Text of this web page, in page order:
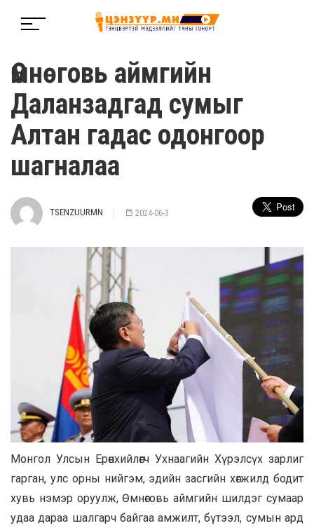
Өмнөговь аймгийн
Даланзадгад сумыг
Алтан гадас одонгоор
шагналаа
TSENZUURMN 2024-06-3
Монгол Улсын Ерөнхийлөгч Ухнаагийн Хүрэлсүх зарлиг
гарган, улс орны нийгэм, эдийн засгийн хөгжилд бодит
хувь нэмэр оруулж, Өмнөговь аймгийн шилдэг сумаар
удаа дараа шалгарч байгаа амжилт, бүтээл, сумын ард